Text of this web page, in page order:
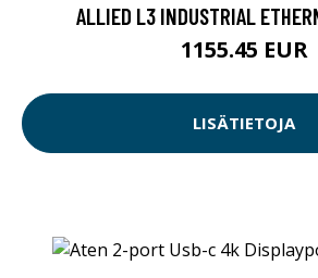
ALLIED L3 INDUSTRIAL
1155.45 EUR
LISÄTIETOJA